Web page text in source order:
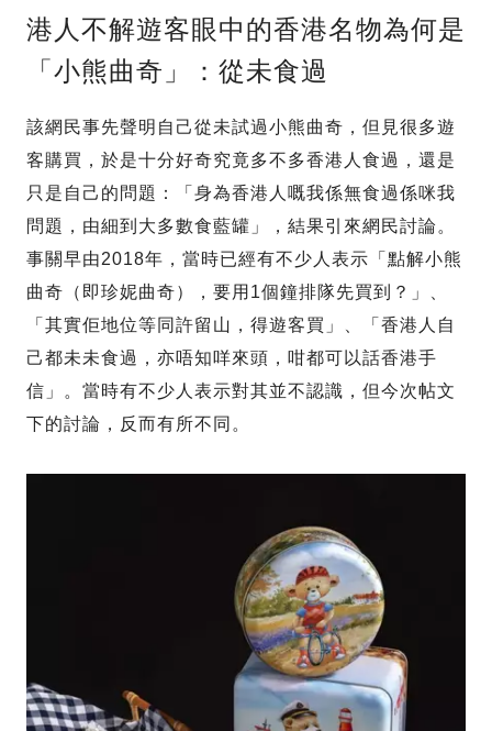
港人不解遊客眼中的香港名物為何是
「小熊曲奇」：從未食過
該網民事先聲明自己從未試過小熊曲奇，但見很多遊
客購買，於是十分好奇究竟多不多香港人食過，還是
只是自己的問題：「身為香港人嘅我係無食過係咪我
問題，由細到大多數食藍罐」，結果引來網民討論。
事關早由2018年，當時已經有不少人表示「點解小熊
曲奇（即珍妮曲奇），要用1個鐘排隊先買到？」、
「其實佢地位等同許留山，得遊客買」、「香港人自
己都未未食過，亦唔知咩來頭，咁都可以話香港手
信」。當時有不少人表示對其並不認識，但今次帖文
下的討論，反而有所不同。